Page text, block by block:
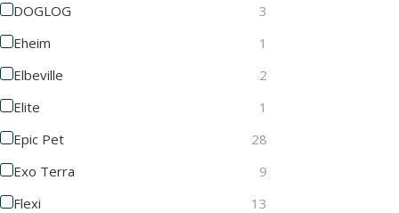
DOGLOG
3
Eheim
1
Elbeville
2
Elite
1
Epic Pet
28
Exo Terra
9
Flexi
13